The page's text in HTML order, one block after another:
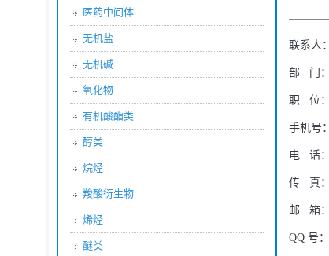
医药中间体
无机盐
无机碱
氧化物
有机酸酯类
醇类
烷烃
羧酸衍生物
烯烃
醚类
联系人：
部 门：
职 位：
手机号：
电 话：
传 真：
邮 箱：
QQ 号：